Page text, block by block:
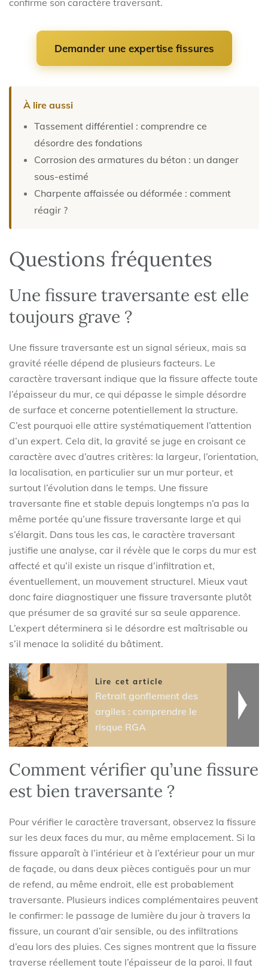
confirme son caractère traversant.
Demander une expertise fissures
À lire aussi
Tassement différentiel : comprendre ce
désordre des fondations
Corrosion des armatures du béton : un danger
sous-estimé
Charpente affaissée ou déformée : comment
réagir ?
Questions fréquentes
Une fissure traversante est elle
toujours grave ?
Une fissure traversante est un signal sérieux, mais sa
gravité réelle dépend de plusieurs facteurs. Le
caractère traversant indique que la fissure affecte toute
l’épaisseur du mur, ce qui dépasse le simple désordre
de surface et concerne potentiellement la structure.
C’est pourquoi elle attire systématiquement l’attention
d’un expert. Cela dit, la gravité se juge en croisant ce
caractère avec d’autres critères: la largeur, l’orientation,
la localisation, en particulier sur un mur porteur, et
surtout l’évolution dans le temps. Une fissure
traversante fine et stable depuis longtemps n’a pas la
même portée qu’une fissure traversante large et qui
s’élargit. Dans tous les cas, le caractère traversant
justifie une analyse, car il révèle que le corps du mur est
affecté et qu’il existe un risque d’infiltration et,
éventuellement, un mouvement structurel. Mieux vaut
donc faire diagnostiquer une fissure traversante plutôt
que présumer de sa gravité sur sa seule apparence.
L’expert déterminera si le désordre est maîtrisable ou
s’il menace la solidité du bâtiment.
Lire cet article
Retrait gonflement des
argiles : comprendre le
risque RGA
Comment vérifier qu’une fissure
est bien traversante ?
Pour vérifier le caractère traversant, observez la fissure
sur les deux faces du mur, au même emplacement. Si la
fissure apparaît à l’intérieur et à l’extérieur pour un mur
de façade, ou dans deux pièces contiguës pour un mur
de refend, au même endroit, elle est probablement
traversante. Plusieurs indices complémentaires peuvent
le confirmer: le passage de lumière du jour à travers la
fissure, un courant d’air sensible, ou des infiltrations
d’eau lors des pluies. Ces signes montrent que la fissure
traverse réellement toute l’épaisseur de la paroi. Il faut